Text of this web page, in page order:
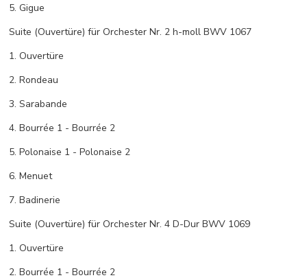
5. Gigue
Suite (Ouvertüre) für Orchester Nr. 2 h-moll BWV 1067
1. Ouvertüre
2. Rondeau
3. Sarabande
4. Bourrée 1 - Bourrée 2
5. Polonaise 1 - Polonaise 2
6. Menuet
7. Badinerie
Suite (Ouvertüre) für Orchester Nr. 4 D-Dur BWV 1069
1. Ouvertüre
2. Bourrée 1 - Bourrée 2